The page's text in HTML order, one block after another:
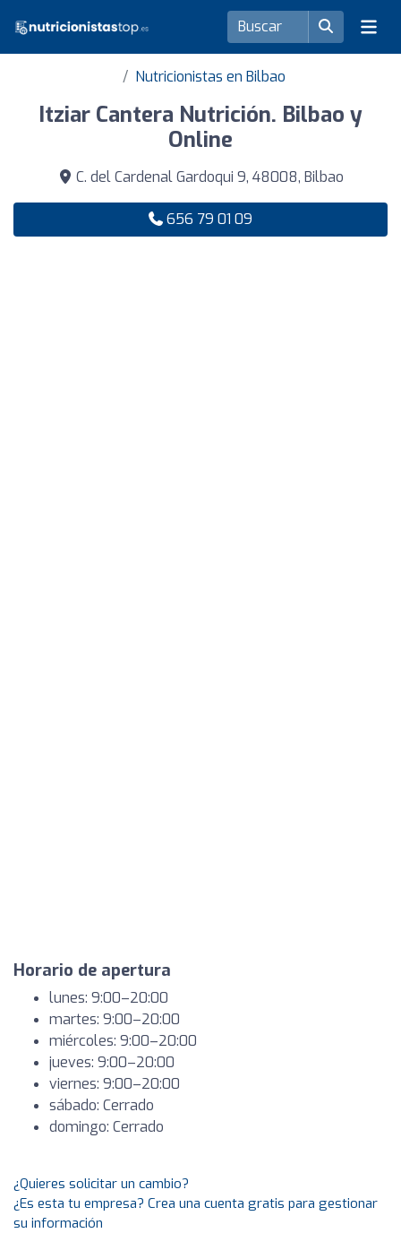
Nutricionistas en Bilbao
Itziar Cantera Nutrición. Bilbao y
Online
C. del Cardenal Gardoqui 9, 48008, Bilbao
656 79 01 09
Horario de apertura
lunes: 9:00–20:00
martes: 9:00–20:00
miércoles: 9:00–20:00
jueves: 9:00–20:00
viernes: 9:00–20:00
sábado: Cerrado
domingo: Cerrado
¿Quieres solicitar un cambio?
¿Es esta tu empresa? Crea una cuenta gratis para gestionar
su información